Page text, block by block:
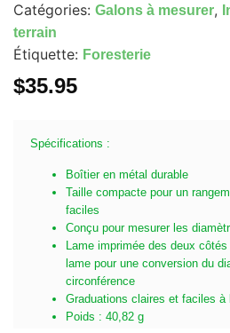
Catégories: Galons à mesurer,
terrain
Étiquette: Foresterie
$35.95
Spécifications :
Boîtier en métal durable
Taille compacte pour un
faciles
Conçu pour mesurer les
Lame imprimée des deux
lame pour une conversion du
circonférence
Graduations claires et faciles à
Poids : 40,82 g